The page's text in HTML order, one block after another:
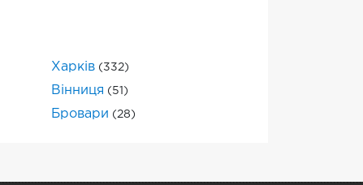
Харків (332)
Вінниця (51)
Бровари (28)